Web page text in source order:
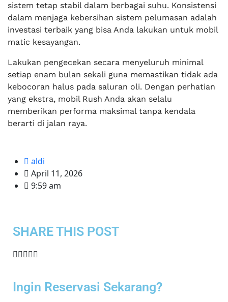
sistem tetap stabil dalam berbagai suhu. Konsistensi
dalam menjaga kebersihan sistem pelumasan adalah
investasi terbaik yang bisa Anda lakukan untuk mobil
matic kesayangan.
Lakukan pengecekan secara menyeluruh minimal
setiap enam bulan sekali guna memastikan tidak ada
kebocoran halus pada saluran oli. Dengan perhatian
yang ekstra, mobil Rush Anda akan selalu
memberikan performa maksimal tanpa kendala
berarti di jalan raya.
aldi
April 11, 2026
9:59 am
SHARE THIS POST​
Ingin Reservasi Sekarang?